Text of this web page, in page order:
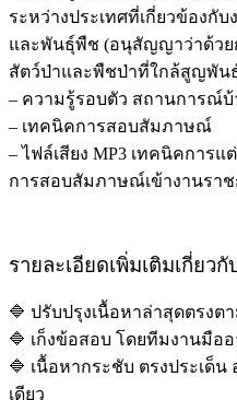
ระหว่างประเทศที่เกี่ยวข้องกั
และพันธุ์พืช (อนุสัญญาว่าด้วย
สัตว์ป่าและพืชป่าที่ใกล้สูญพัน
– ความรู้รอบตัว สถานการณ์บ้
– เทคนิคการสอบสัมภาษณ์
– ไฟล์เสียง MP3 เทคนิคการ
การสอบสัมภาษณ์เข้างานราช
รายละเอียดเพิ่มเติมเกี่ยว
🔷 ปรับปรุงเนื้อหาล่าสุดตรงต
🔷 เก็งข้อสอบ โดยทีมงานมื
🔷 เนื้อหากระชับ ตรงประเด็น
เดียว